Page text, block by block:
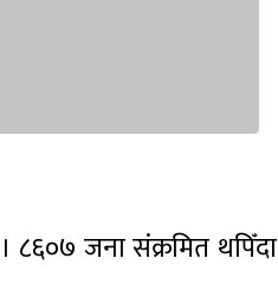
जना संक्रमित थपिँदा